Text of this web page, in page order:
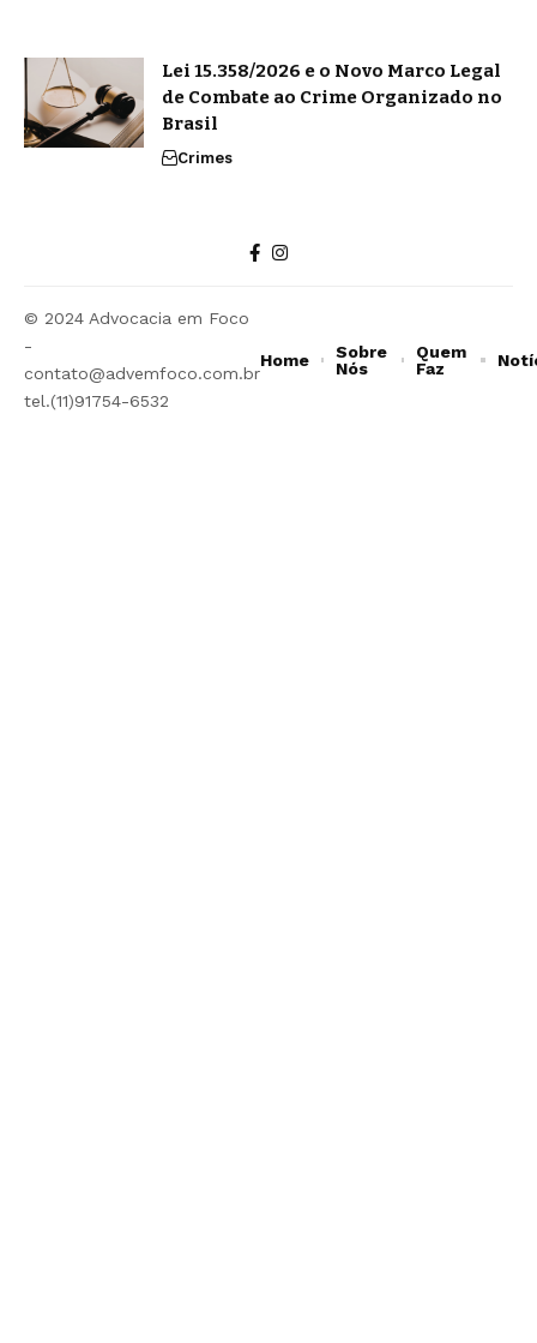
Lei 15.358/2026 e o Novo Marco Legal
de Combate ao Crime Organizado no
Brasil
Crimes
© 2024 Advocacia em Foco
-
contato@advemfoco.com.br
tel.(11)91754-6532
Home
Sobre
Nós
Quem
Faz